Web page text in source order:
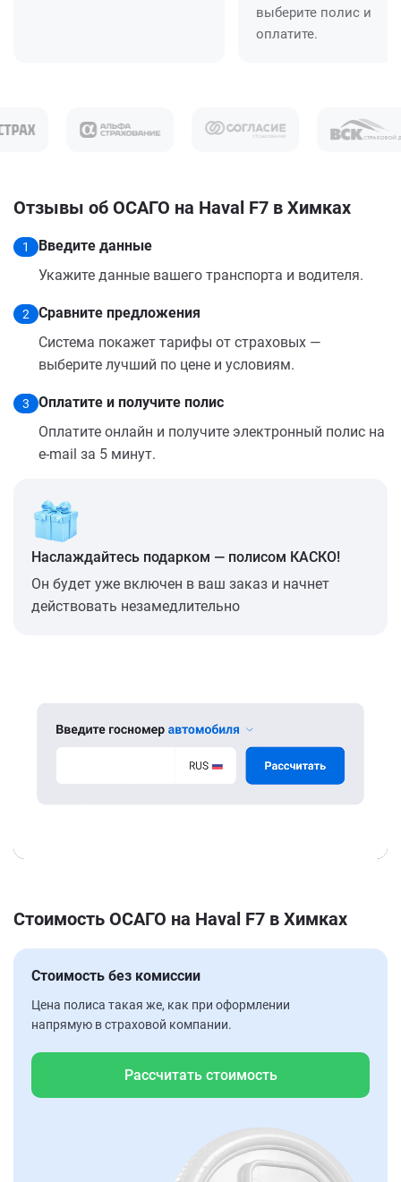
выберите полис и
оплатите.
Отзывы об ОСАГО на Haval F7 в Химках
1
Введите данные
Укажите данные вашего транспорта и водителя.
2
Сравните предложения
Система покажет тарифы от страховых —
выберите лучший по цене и условиям.
3
Оплатите и получите полис
Оплатите онлайн и получите электронный полис на
e-mail за 5 минут.
Наслаждайтесь подарком — полисом КАСКО!
Он будет уже включен в ваш заказ и начнет
действовать незамедлительно
Стоимость ОСАГО на Haval F7 в Химках
Стоимость без комиссии
Цена полиса такая же, как при оформлении
напрямую в страховой компании.
Рассчитать стоимость